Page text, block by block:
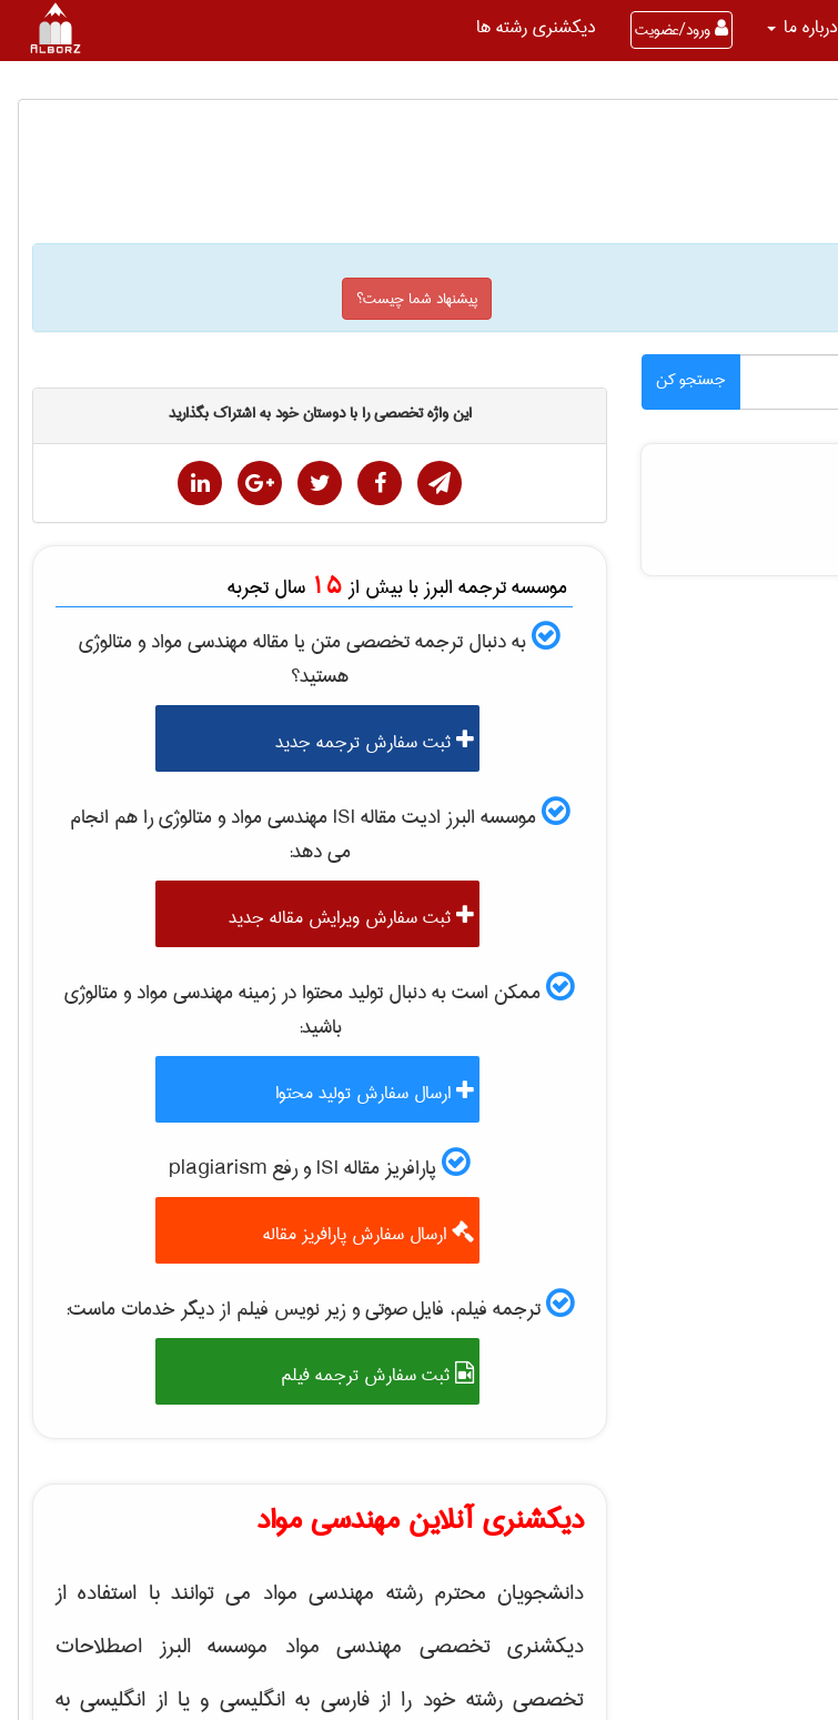
درباره ما ورود/عضویت دیکشنری رشته ها
پیشنهاد شما چیست؟
جستجو کن
این واژه تخصصی را با دوستان خود به اشتراک بگذارید
موسسه ترجمه البرز با بیش از 15 سال تجربه
به دنبال ترجمه تخصصی متن یا مقالهمهندسی مواد و متالوژی
هستید؟
ثبت سفارش ترجمه جدید
موسسه البرز ادیت مقاله ISI مهندسی مواد و متالوژیرا هم انجام
می دهد:
ثبت سفارش ویرایش مقاله جدید
ممکن است به دنبال تولید محتوا در زمینهمهندسی مواد و متالوژی
باشید:
ارسال سفارش تولید محتوا
پارافریز مقاله ISI و رفع plagiarism
ارسال سفارش پارافریز مقاله
ترجمه فیلم، فایل صوتی و زیر نویس فیلم از دیگر خدمات ماست:
ثبت سفارش ترجمه فیلم
دیکشنری آنلاین مهندسی مواد
دانشجویان محترم رشته مهندسی مواد می توانند با استفاده از
دیکشنری تخصصی مهندسی مواد موسسه البرز اصطلاحات
تخصصی رشته خود را از فارسی به انگلیسی و یا از انگلیسی به